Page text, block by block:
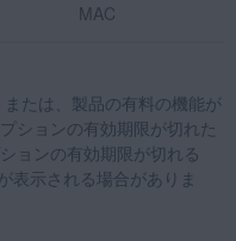
20.x Mac 版
MAC
たは、製品の有料の機能が
ションの有効期限が切れた
ョンの有効期限が切れる
表示される場合がありま